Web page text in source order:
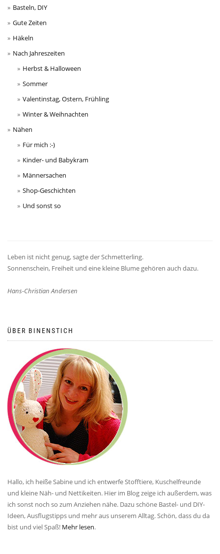
Basteln, DIY
Gute Zeiten
Häkeln
Nach Jahreszeiten
Herbst & Halloween
Sommer
Valentinstag, Ostern, Frühling
Winter & Weihnachten
Nähen
Für mich :-)
Kinder- und Babykram
Männersachen
Shop-Geschichten
Und sonst so
Leben ist nicht genug, sagte der Schmetterling.
Sonnenschein, Freiheit und eine kleine Blume gehören auch dazu.
Hans-Christian Andersen
ÜBER BINENSTICH
Hallo, ich heiße Sabine und ich entwerfe Stofftiere, Kuschelfreunde
und kleine Näh- und Nettikeiten. Hier im Blog zeige ich außerdem, was
ich sonst noch so zum Anziehen nähe. Dazu schöne Bastel- und DIY-
Ideen, Ausflugstipps und mehr aus unserem Alltag. Schön, dass du da
bist und viel Spaß! Mehr lesen.